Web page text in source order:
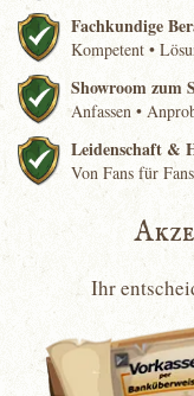
Fachkundige
Kompetent •
Showroom zum
Anfassen •
Leidenschaft &
Von Fans für
Ihr